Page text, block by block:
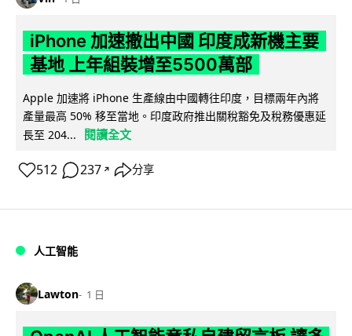
iPhone 加速撤出中國 印度成新機主要
基地 上年組裝增至5500萬部
Apple 加速將 iPhone 生產線由中國轉往印度，目標兩年內將
產量最高 50% 移至當地。印度政府推出關稅豁免及稅務優惠延
長至 204...
閱讀全文
512 237 ↗ 分享
人工智能
Lawton 1 日